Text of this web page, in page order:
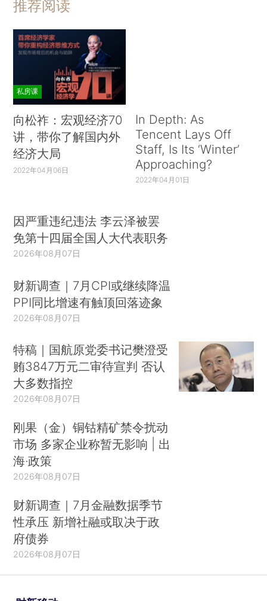
推荐阅读
私房课
向松祚：宏观经济70
讲，带你了解国内外
经济大局
2022年04月06日
In Depth: As
Tencent Lays Off
Staff, Is Its ‘Winter’
Approaching?
2022年04月01日
因严重违纪违法 李云泽被罢
免第十四届全国人大代表职务
2026年08月07日
财新调查｜7月CPI或继续降温
PPI同比增速有触顶回落迹象
2026年08月07日
特稿｜国航原党委书记樊澄受
贿3847万元二审待宣判 否认
大多数指控
2026年08月07日
刚果（金）铜钴精矿禁令扰动
市场 多家企业称暂无影响 | 出
海·政策
2026年08月07日
财新调查｜7月金融数据季节
性承压 新增社融或取决于政
府债券
2026年08月07日